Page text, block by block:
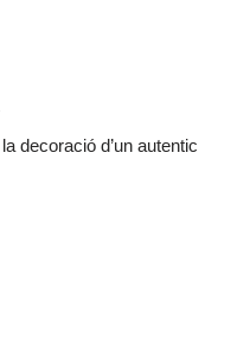
decoració d’un autentic